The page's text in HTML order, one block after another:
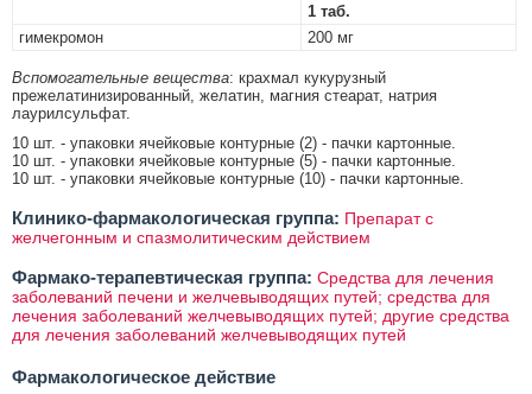
1 таб.
гимекромон
200 мг
Вспомогательные вещества: крахмал кукурузный
прежелатинизированный, желатин, магния стеарат, натрия
лаурилсульфат.
10 шт. - упаковки ячейковые контурные (2) - пачки картонные.
10 шт. - упаковки ячейковые контурные (5) - пачки картонные.
10 шт. - упаковки ячейковые контурные (10) - пачки картонные.
Клинико-фармакологическая группа: Препарат с
желчегонным и спазмолитическим действием
Фармако-терапевтическая группа: Средства для лечения
заболеваний печени и желчевыводящих путей; средства для
лечения заболеваний желчевыводящих путей; другие средства
для лечения заболеваний желчевыводящих путей
Фармакологическое действие